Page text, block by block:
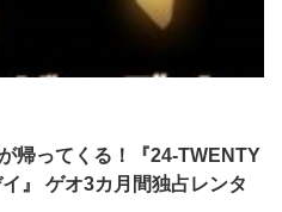
帰ってくる！『24-TWENTY
』 ゲオ3カ月間独占レンタ